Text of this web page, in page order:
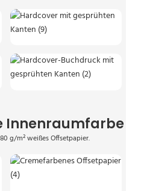
Innenraumfarbe
g/m² weißes Offsetpapier.